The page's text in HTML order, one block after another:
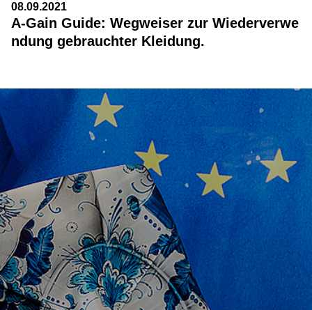
08.09.2021
A-Gain Guide: Wegweiser zur Wiederverwe
ndung gebrauchter Kleidung.